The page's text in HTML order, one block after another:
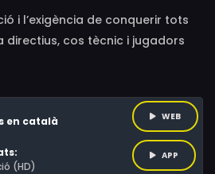
i l’exigència de conquerir tots
cos tècnic i jugadors
2023-24, l’equip s’ha reforçat
a l’altura del repte: completar
l’equip en llegenda i
daurada del club en la
en català
(HD)
WEB
APP